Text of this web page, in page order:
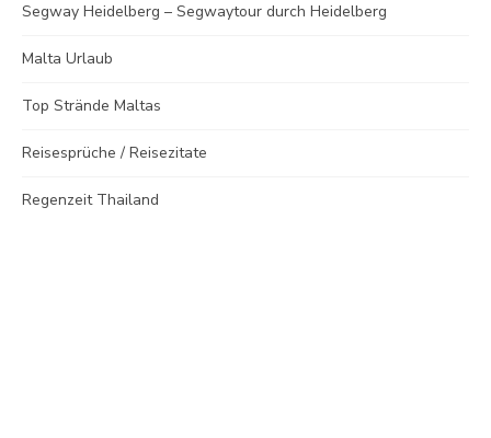
Segway Heidelberg – Segwaytour durch Heidelberg
Malta Urlaub
Top Strände Maltas
Reisesprüche / Reisezitate
Regenzeit Thailand